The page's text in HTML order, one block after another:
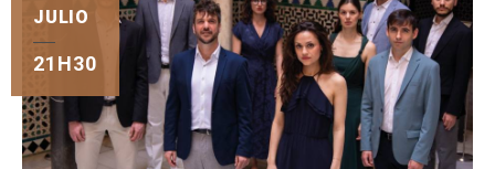
JULIO
21H30